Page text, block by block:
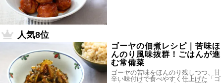
人気8位
ゴーヤの佃煮レシピ｜苦味ほ
んのり風味抜群！ごはんが進
む常備菜
ゴーヤの苦味をほんのり残しつつ、甘
辛い味付けで食べやすく仕上げた「ゴ